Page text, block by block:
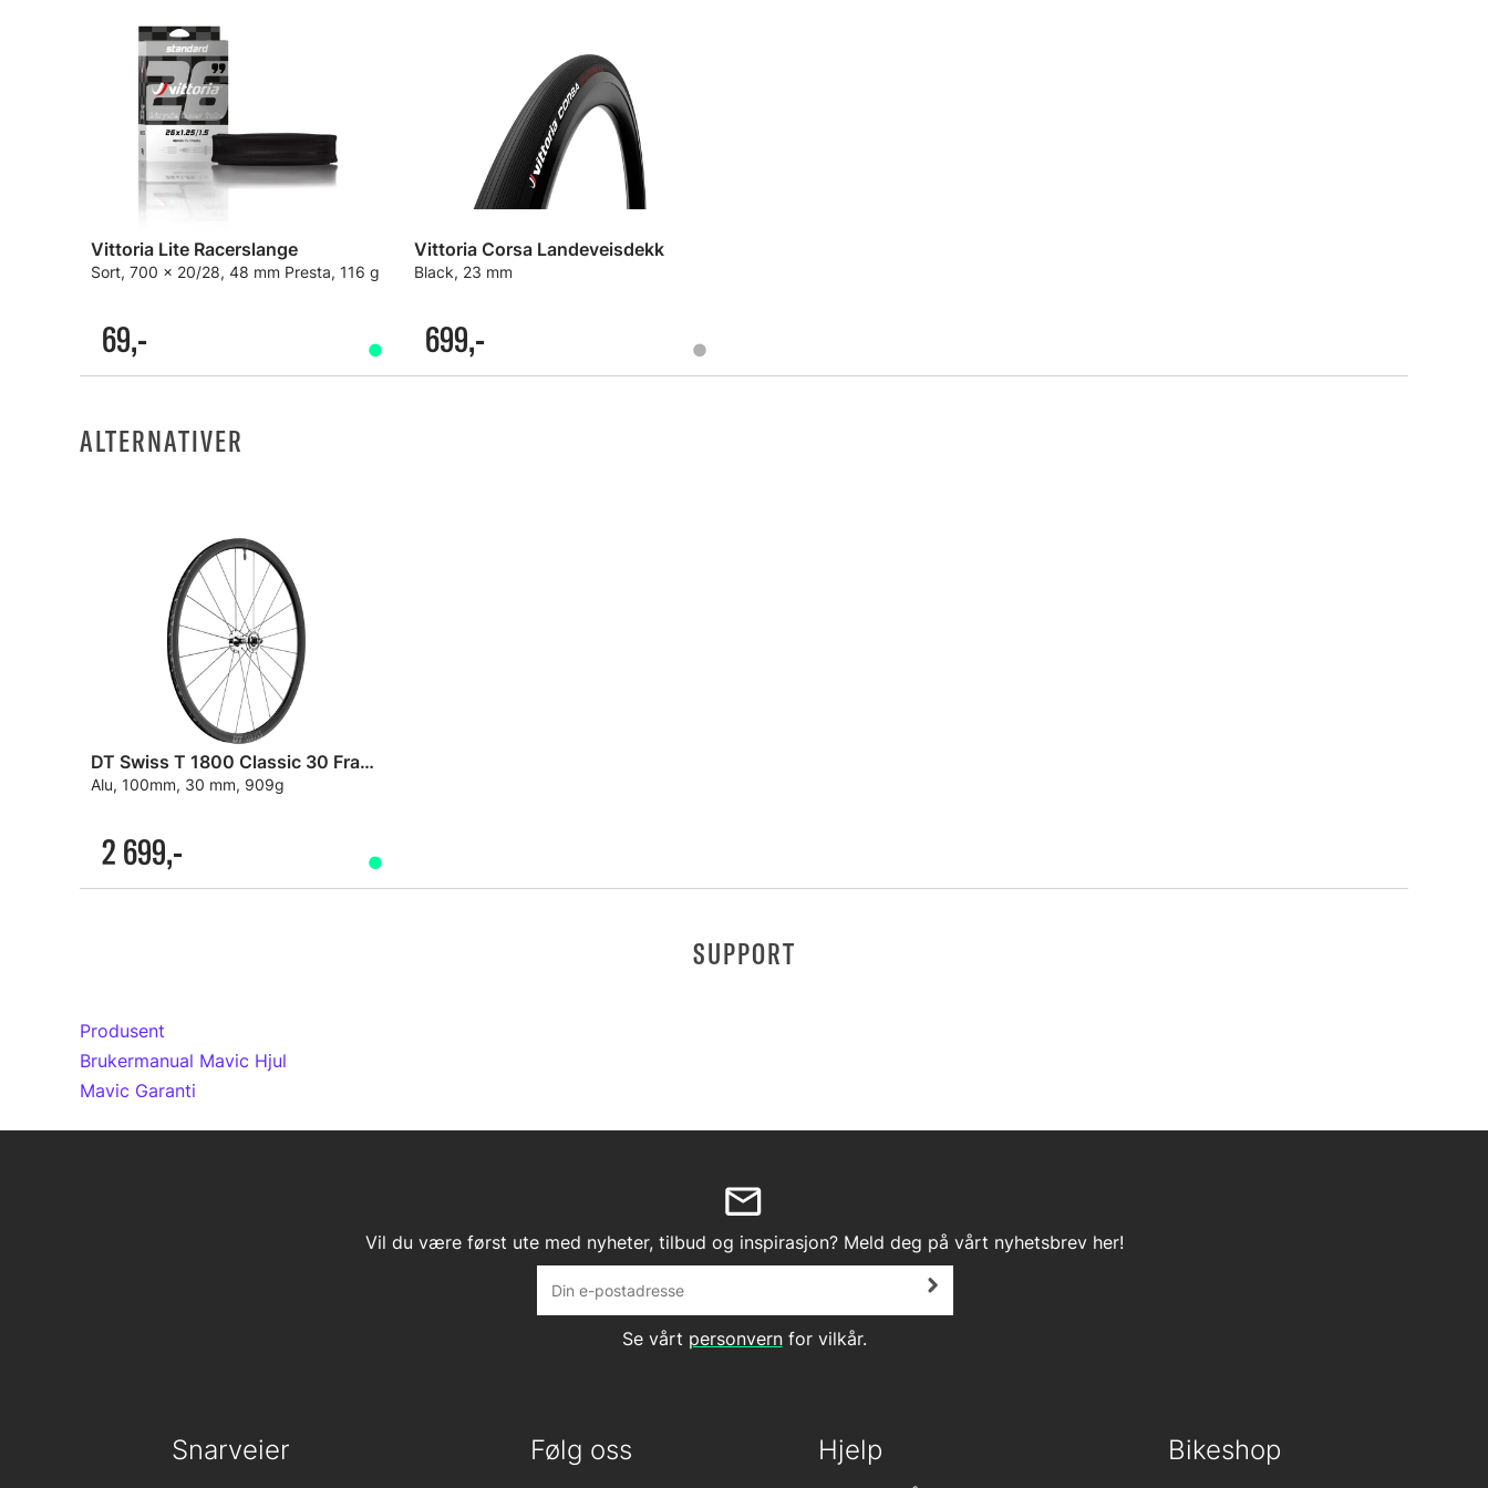
Vittoria Lite Racerslange
Sort, 700 x 20/28, 48 mm Presta, 116 g
69,-
Vittoria Corsa Landeveisdekk
Black, 23 mm
699,-
ALTERNATIVER
DT Swiss T 1800 Classic 30 Framhjul
Alu, 100mm, 30 mm, 909g
2 699,-
SUPPORT
Produsent
Brukermanual Mavic Hjul
Mavic Garanti
Vil du være først ute med nyheter, tilbud og inspirasjon? Meld deg på vårt nyhetsbrev her!
Se vårt personvernfor vilkår.
Følg oss Hjelp
Snarveier Bikeshop